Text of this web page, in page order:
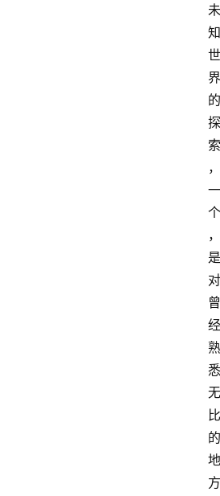
未
知
世
界
的
探
索
，
一
个
，
是
对
曾
经
熟
悉
无
比
的
地
方